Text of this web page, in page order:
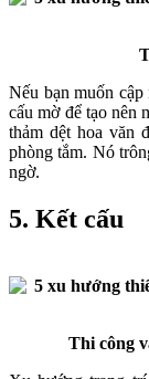
Nếu bạn muốn cập
cấu mờ để tạo nên
thảm dệt hoa văn
phòng tắm. Nó
ngờ.
5. Kết cấu
Thi công